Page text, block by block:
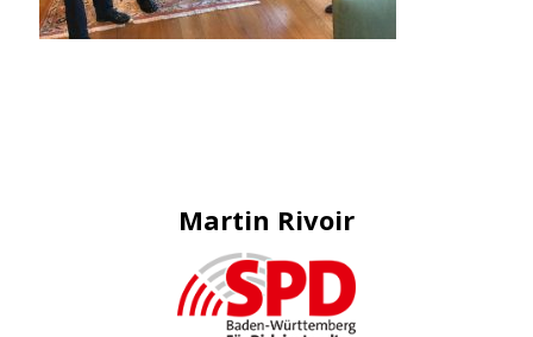
Martin Rivoir